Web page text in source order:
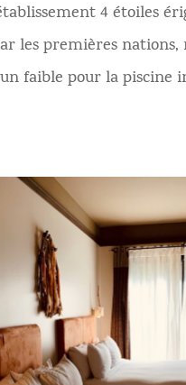
4 étoiles
les premières nations,
faible pour la piscine